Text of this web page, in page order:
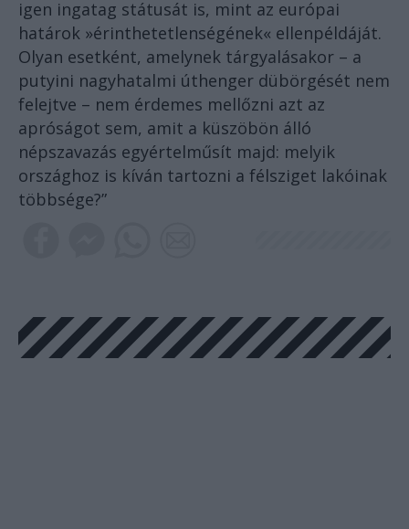
igen ingatag státusát is, mint az európai
határok »érinthetetlenségének« ellenpéldáját.
Olyan esetként, amelynek tárgyalásakor – a
putyini nagyhatalmi úthenger dübörgését nem
felejtve – nem érdemes mellőzni azt az
apróságot sem, amit a küszöbön álló
népszavazás egyértelműsít majd: melyik
országhoz is kíván tartozni a félsziget lakóinak
többsége?”